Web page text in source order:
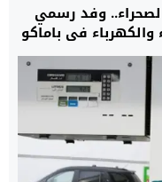
وفد رسمي
في باماكو